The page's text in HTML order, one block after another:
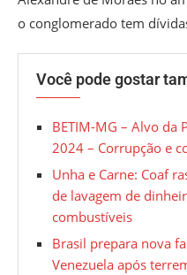
o conglomerado tem
Você pode gostar
BETIM-MG – Alvo da
2024 – Corrupção e
Unha e Carne: Coaf
de lavagem de
combustíveis
Brasil prepara nova
Venezuela após